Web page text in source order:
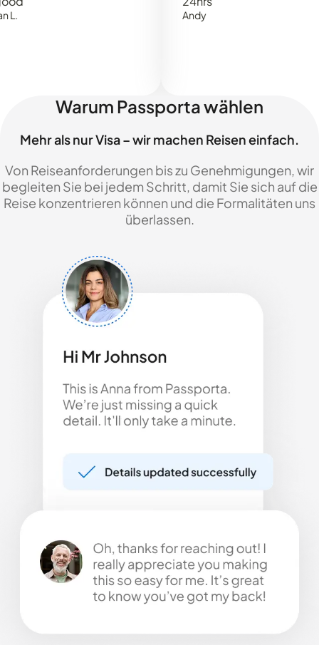
Warum Passporta wählen
Mehr als nur Visa – wir machen Reisen einfach.
Von Reiseanforderungen bis zu Genehmigungen, wir
begleiten Sie bei jedem Schritt, damit Sie sich auf die
Reise konzentrieren können und die Formalitäten uns
überlassen.